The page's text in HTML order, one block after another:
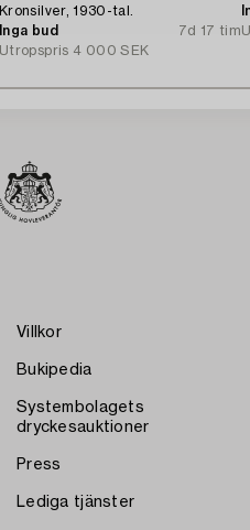
Kronsilver, 1930-tal.
Inga bud
7d 17 tim
Utropspris 4 000 SEK
Villkor
Bukipedia
Systembolagets
dryckesauktioner
Press
Lediga tjänster